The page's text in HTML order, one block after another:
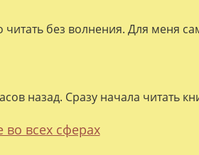
без волнения. Для меня
назад. Сразу начала читать
всех сферах